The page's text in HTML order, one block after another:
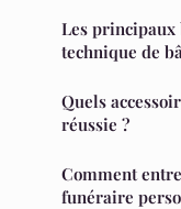
Les principaux
technique de
Quels
réussie ?
Comment
funéraire